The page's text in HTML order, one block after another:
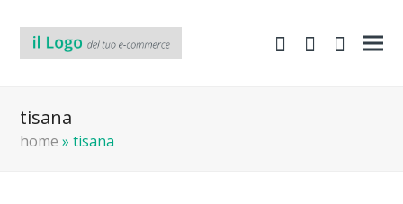
shopping-
Areasearch
tisana
home »tisana